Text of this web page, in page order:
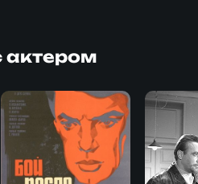
актером